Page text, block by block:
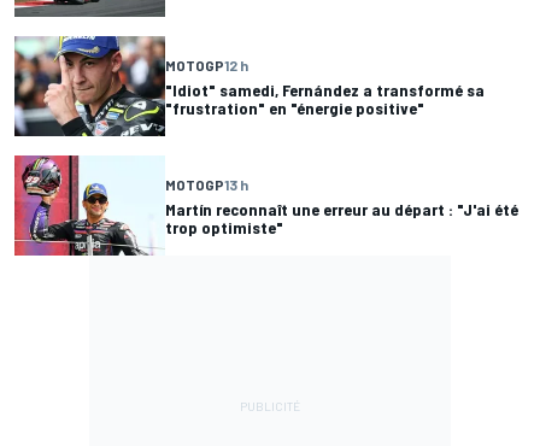
MOTOGP12 h
"Idiot" samedi, Fernández a transformé sa
"frustration" en "énergie positive"
MOTOGP13 h
Martín reconnaît une erreur au départ : "J'ai été
trop optimiste"